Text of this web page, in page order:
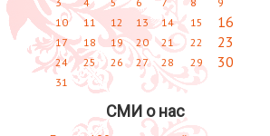
10
11 12 13 14 15 16
17 18 19 20 21 22 23
24 25 26 27 28 29 30
31
СМИ о нас